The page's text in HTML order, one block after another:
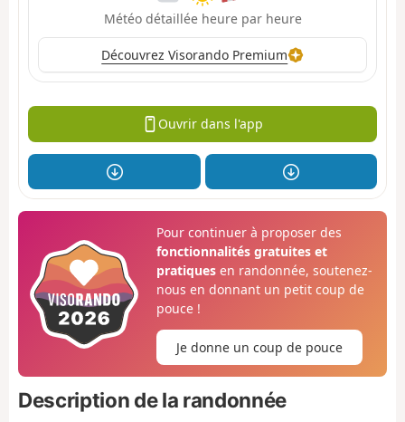
Météo détaillée heure par heure
Découvrez Visorando Premium
Ouvrir dans l'app
Pour continuer à proposer des
fonctionnalités gratuites et
pratiquesen randonnée, soutenez-
nous en donnant un petit coup de
pouce !
Je donne un coup de pouce
Description de la randonnée